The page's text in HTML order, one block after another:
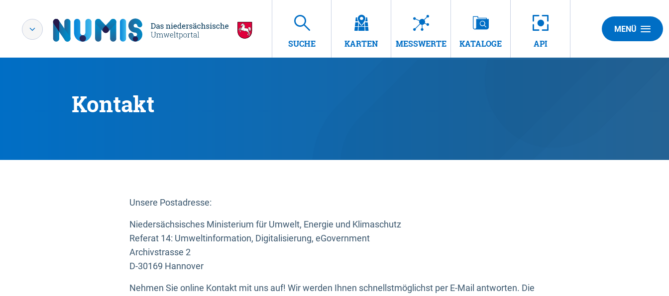
SUCHE KARTEN MESSWERTE KATALOGE API
MENÜ
Kontakt
Unsere Postadresse:
Niedersächsisches Ministerium für Umwelt, Energie und Klimaschutz
Referat 14: Umweltinformation, Digitalisierung, eGovernment
Archivstrasse 2
D-30169 Hannover
Nehmen Sie online Kontakt mit uns auf! Wir werden Ihnen schnellstmöglichst per E-Mail antworten. Die